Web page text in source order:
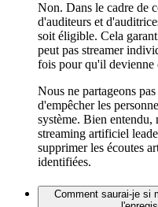
Non. Dans le cadre de
d'auditeurs et
soit éligible. Cela
peut pas streamer
fois pour qu'il devienne
Nous ne partageons
d'empêcher les
système. Bien entendu,
streaming artificiel
supprimer les écoutes
identifiées.
Comment saurai-je si